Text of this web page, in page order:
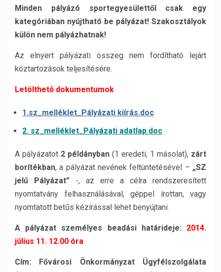
Minden pályázó sportegyesülettől csak egy
kategóriában nyújtható be pályázat! Szakosztályok
külön nem pályázhatnak!
Az elnyert pályázati összeg nem fordítható lejárt
köztartozások teljesítésére.
Letölthető dokumentumok
1.sz_melléklet_Pályázati kiírás.doc
2. sz_melléklet_Pályázati adatlap.doc
A pályázatot 2 példányban (1 eredeti, 1 másolat), zárt
borítékban, a pályázat nevének feltüntetésével – „SZ
jelű Pályázat” -, az erre a célra rendszeresített
nyomtatvány felhasználásával, géppel írottan, vagy
nyomtatott betűs kézírással lehet benyújtani.
A pályázat személyes beadási határideje: 2014.
július 11. 12.00 óra
Cím: Fővárosi Önkormányzat Ügyfélszolgálata